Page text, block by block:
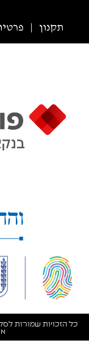
תקנון
כל הזכויות שמורות